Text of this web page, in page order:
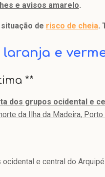
e avisos amarelo.
de risco de cheia.
laranja e
**
dos grupos ocidental e
da Ilha da Madeira,
ocidental e central do